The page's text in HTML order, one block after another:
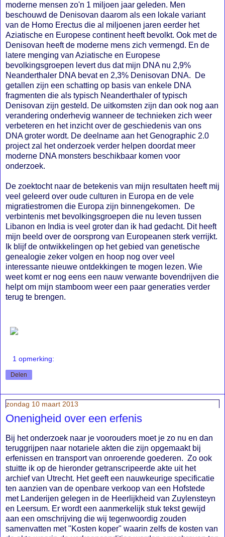
moderne mensen zo'n 1 miljoen jaar geleden. Men
beschouwd de Denisovan daarom als een lokale variant
van de Homo Erectus die al miljoenen jaren eerder het
Aziatische en Europese continent heeft bevolkt. Ook met de
Denisovan heeft de moderne mens zich vermengd. En de
latere menging van Aziatische en Europese
bevolkingsgroepen levert dus dat mijn DNA nu 2,9%
Neanderthaler DNA bevat en 2,3% Denisovan DNA. De
getallen zijn een schatting op basis van enkele DNA
fragmenten die als typisch Neanderthaler of typisch
Denisovan zijn gesteld. De uitkomsten zijn dan ook nog aan
verandering onderhevig wanneer de technieken zich weer
verbeteren en het inzicht over de geschiedenis van ons
DNA groter wordt. De deelname aan het Genographic 2.0
project zal het onderzoek verder helpen doordat meer
moderne DNA monsters beschikbaar komen voor
onderzoek.
De zoektocht naar de betekenis van mijn resultaten heeft mij
veel geleerd over oude culturen in Europa en de vele
migratiestromen die Europa zijn binnengekomen. De
verbintenis met bevolkingsgroepen die nu leven tussen
Libanon en India is veel groter dan ik had gedacht. Dit heeft
mijn beeld over de oorsprong van Europeanen sterk verrijkt.
Ik blijf de ontwikkelingen op het gebied van genetische
genealogie zeker volgen en hoop nog over veel
interessante nieuwe ontdekkingen te mogen lezen. Wie
weet komt er nog eens een nauw verwante bovendrijven die
helpt om mijn stamboom weer een paar generaties verder
terug te brengen.
1 opmerking:
Delen
zondag 10 maart 2013
Onenigheid over een erfenis
Bij het onderzoek naar je voorouders moet je zo nu en dan
teruggrijpen naar notariele akten die zijn opgemaakt bij
erfenissen en transport van onroerende goederen. Zo ook
stuitte ik op de hieronder getranscripeerde akte uit het
archief van Utrecht. Het geeft een nauwkeurige specificatie
ten aanzien van de openbare verkoop van een Hofstede
met Landerijen gelegen in de Heerlijkheid van Zuylensteyn
en Leersum. Er wordt een aanmerkelijk stuk tekst gewijd
aan een omschrijving die wij tegenwoordig zouden
samenvatten met "Kosten koper" waarin zelfs de kosten van